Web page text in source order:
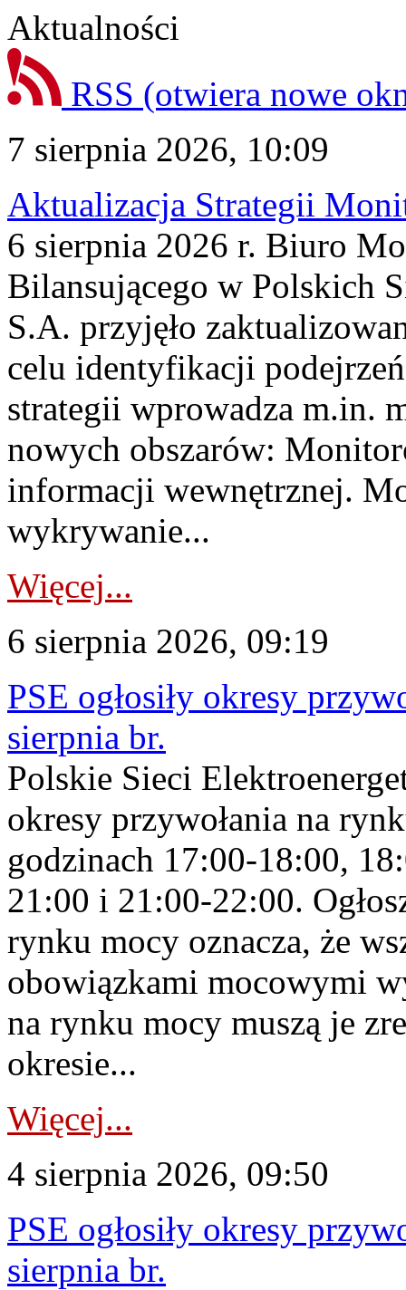
Aktualności
RSS (otwiera nowe
7 sierpnia 2026, 10:09
Aktualizacja Strategii
6 sierpnia 2026 r. Biuro
Bilansującego w Polskich
S.A. przyjęło
celu identyfikacji
strategii wprowadza m.in.
nowych obszarów:
informacji wewnętrznej.
wykrywanie...
Więcej...
6 sierpnia 2026, 09:19
PSE ogłosiły okresy
sierpnia br.
Polskie Sieci
okresy przywołania na
godzinach 17:00-18:00,
21:00 i 21:00-22:00.
rynku mocy oznacza, że
obowiązkami mocowymi
na rynku mocy muszą je
okresie...
Więcej...
4 sierpnia 2026, 09:50
PSE ogłosiły okresy
sierpnia br.